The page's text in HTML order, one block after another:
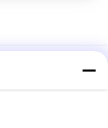
접근을위한 궁극